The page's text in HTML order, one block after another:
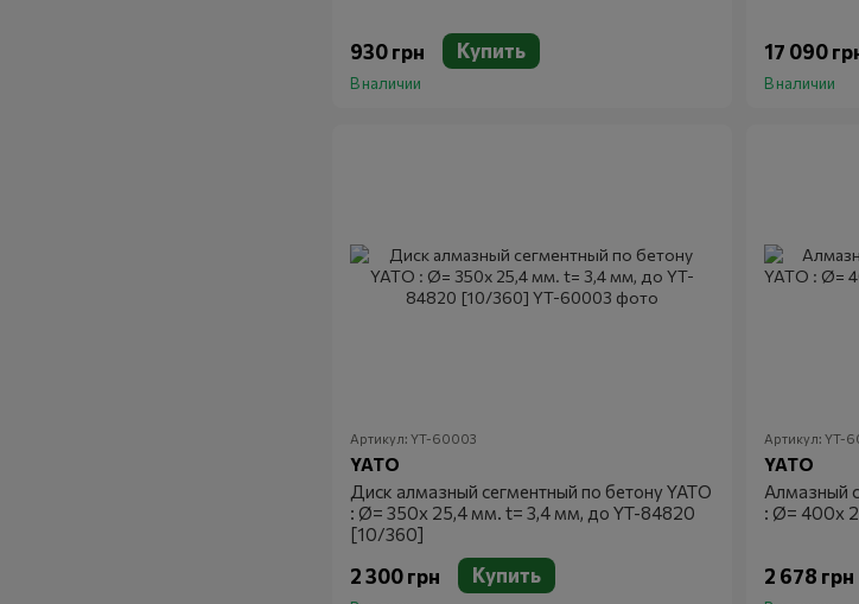
930 грн Купить
В наличии
17 090
В наличии
Артикул: YT-60003
YATO
Диск алмазный сегментный по бетону YATO
: Ø= 350x 25,4 мм. t= 3,4 мм, до YT-84820
[10/360]
2 300 грн Купить
Артикул: YT-
YATO
Алмазный
: Ø= 400x
2 678 грн